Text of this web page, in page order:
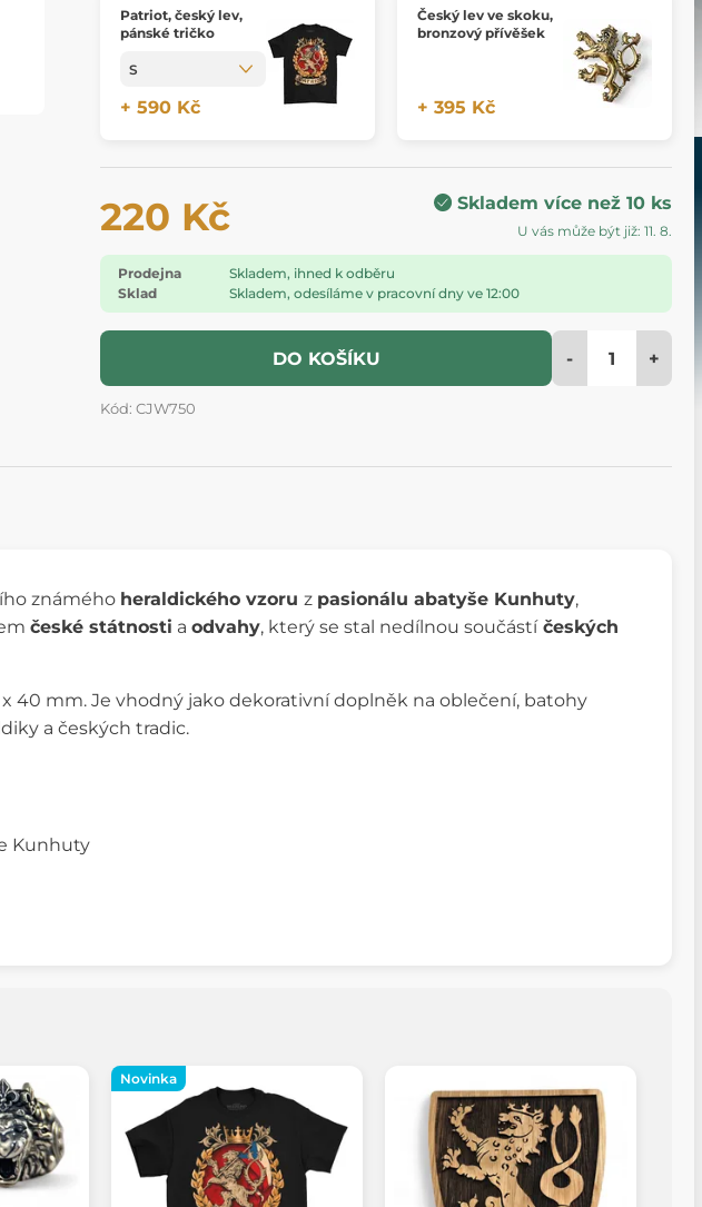
Patriot, český lev,
pánské tričko
+ 590 Kč
Český lev ve skoku,
bronzový přívěšek
+ 395 Kč
220 Kč Skladem více než 10 ks
U vás může být již: 11. 8.
Prodejna
Skladem, ihned k odběru
Sklad
Skladem, odesíláme v pracovní dny ve 12:00
DO KOŠÍKU - +
Kód: CJW750
známého heraldického vzoru z pasionálu abatyše Kunhuty,
české státnosti a odvahy, který se stal nedílnou součástíčeských
x 40 mm. Je vhodný jako dekorativní doplněk na oblečení, batohy
a českých tradic.
Kunhuty
Novinka